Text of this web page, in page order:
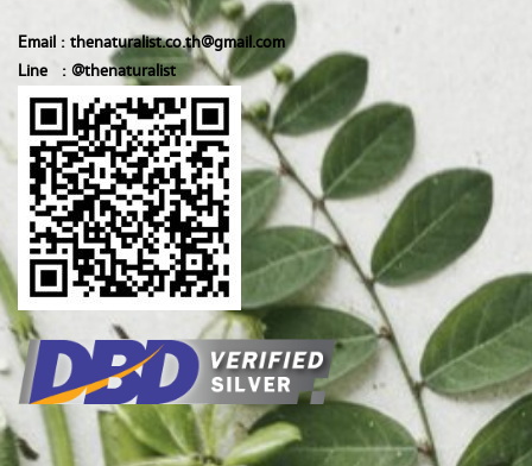
Email : thenaturalist.co.th@gmail.com
Line : @thenaturalist